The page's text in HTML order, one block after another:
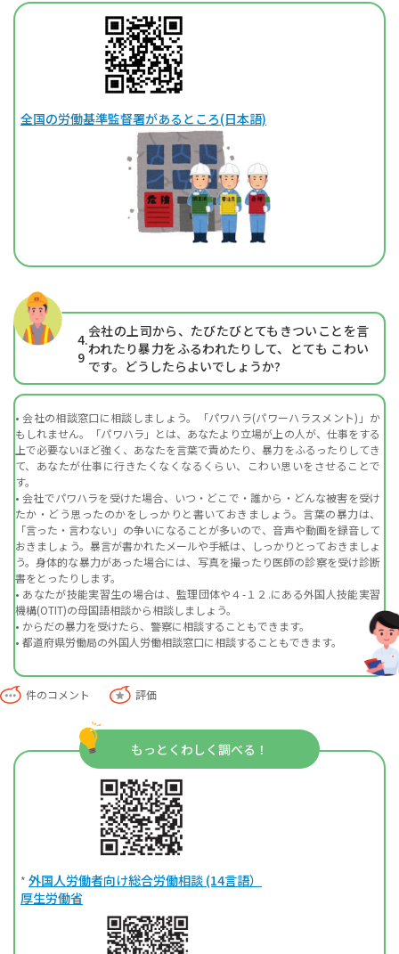
全国の労働基準監督署があるところ(日本語)
4.
9
会社の上司から、たびたびとてもきついことを言
われたり暴力をふるわれたりして、とても こわい
です。どうしたらよいでしょうか?
• 会社の相談窓口に相談しましょう。「パワハラ(パワーハラスメント)」か
もしれません。「パワハラ」とは、あなたより立場が上の人が、仕事をする
上で必要ないほど強く、あなたを言葉で責めたり、暴力をふるったりしてき
て、あなたが仕事に行きたくなくなるくらい、こわい思いをさせることで
す。
• 会社でパワハラを受けた場合、いつ・どこで・誰から・どんな被害を受け
たか・どう思ったのかをしっかりと書いておきましょう。言葉の暴力は、
「言った・言わない」の争いになることが多いので、音声や動画を録音して
おきましょう。暴言が書かれたメールや手紙は、しっかりとっておきましょ
う。身体的な暴力があった場合には、写真を撮ったり医師の診察を受け診断
書をとったりします。
• あなたが技能実習生の場合は、監理団体や４-１２.にある外国人技能実習
機構(OTIT)の母国語相談から相談しましょう。
• からだの暴力を受けたら、警察に相談することもできます。
• 都道府県労働局の外国人労働相談窓口に相談することもできます。
件のコメント 評価
もっとくわしく調べる！
* 外国人労働者向け総合労働相談 (14言語）
厚生労働省